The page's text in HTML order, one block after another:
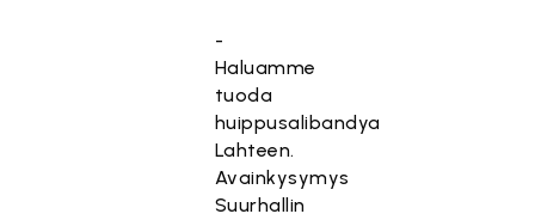
-
Haluamme
tuoda
huippusalibandya
Lahteen.
Avainkysymys
Suurhallin